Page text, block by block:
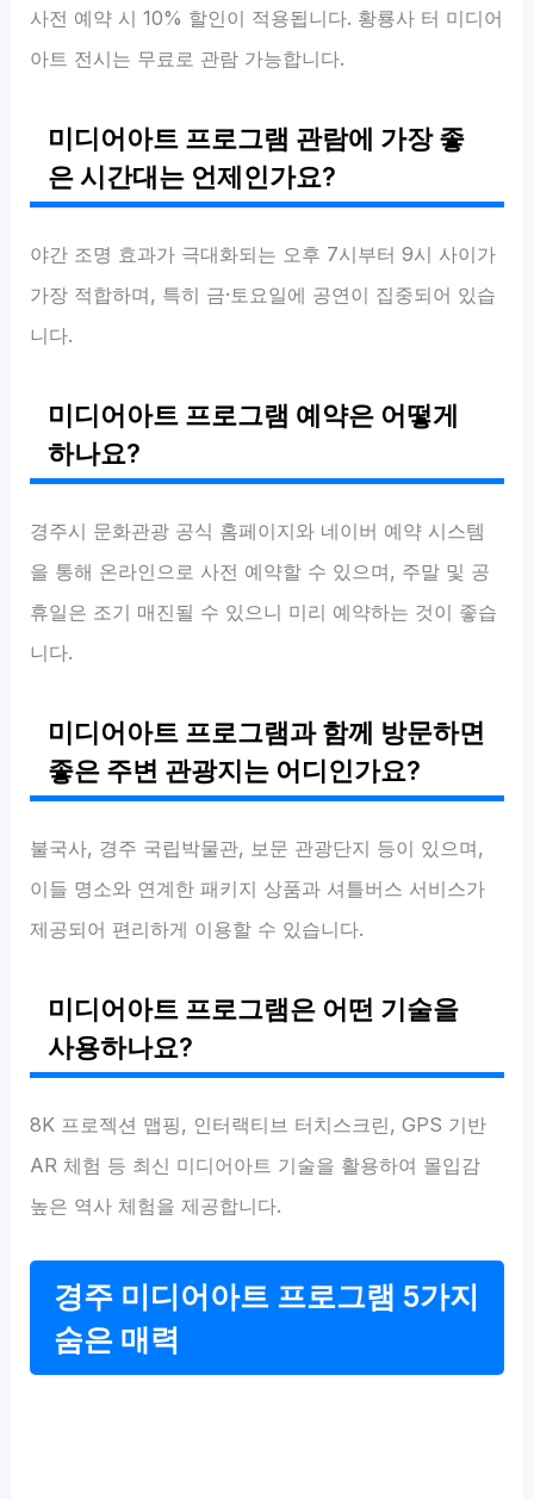
사전 예약 시 10% 할인이 적용됩니다. 황룡사 터 미디어
아트 전시는 무료로 관람 가능합니다.
미디어아트 프로그램 관람에 가장 좋
은 시간대는 언제인가요?
야간 조명 효과가 극대화되는 오후 7시부터 9시 사이가
가장 적합하며, 특히 금·토요일에 공연이 집중되어 있습
니다.
미디어아트 프로그램 예약은 어떻게
하나요?
경주시 문화관광 공식 홈페이지와 네이버 예약 시스템
을 통해 온라인으로 사전 예약할 수 있으며, 주말 및 공
휴일은 조기 매진될 수 있으니 미리 예약하는 것이 좋습
니다.
미디어아트 프로그램과 함께 방문하면
좋은 주변 관광지는 어디인가요?
불국사, 경주 국립박물관, 보문 관광단지 등이 있으며,
이들 명소와 연계한 패키지 상품과 셔틀버스 서비스가
제공되어 편리하게 이용할 수 있습니다.
미디어아트 프로그램은 어떤 기술을
사용하나요?
8K 프로젝션 맵핑, 인터랙티브 터치스크린, GPS 기반
AR 체험 등 최신 미디어아트 기술을 활용하여 몰입감
높은 역사 체험을 제공합니다.
경주 미디어아트 프로그램 5가지
숨은 매력